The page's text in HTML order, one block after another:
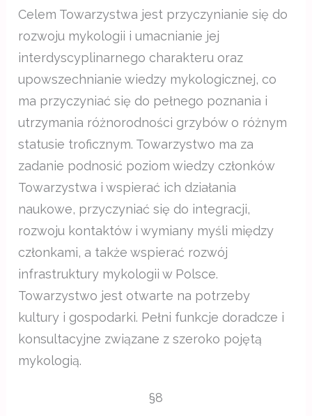
Celem Towarzystwa jest przyczynianie się do
rozwoju mykologii i umacnianie jej
interdyscyplinarnego charakteru oraz
upowszechnianie wiedzy mykologicznej, co
ma przyczyniać się do pełnego poznania i
utrzymania różnorodności grzybów o różnym
statusie troficznym. Towarzystwo ma za
zadanie podnosić poziom wiedzy członków
Towarzystwa i wspierać ich działania
naukowe, przyczyniać się do integracji,
rozwoju kontaktów i wymiany myśli między
członkami, a także wspierać rozwój
infrastruktury mykologii w Polsce.
Towarzystwo jest otwarte na potrzeby
kultury i gospodarki. Pełni funkcje doradcze i
konsultacyjne związane z szeroko pojętą
mykologią.
§8